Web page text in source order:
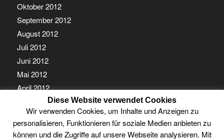
Oktober 2012
September 2012
August 2012
Juli 2012
Juni 2012
Mai 2012
April 2012
März 2012
Februar 2012
Januar 2012
Diese Website verwendet Cookies
Wir verwenden Cookies, um Inhalte und Anzeigen zu
personalisieren, Funktionieren für soziale Medien anbieten zu
können und die Zugriffe auf unsere Webseite analysieren. Mit